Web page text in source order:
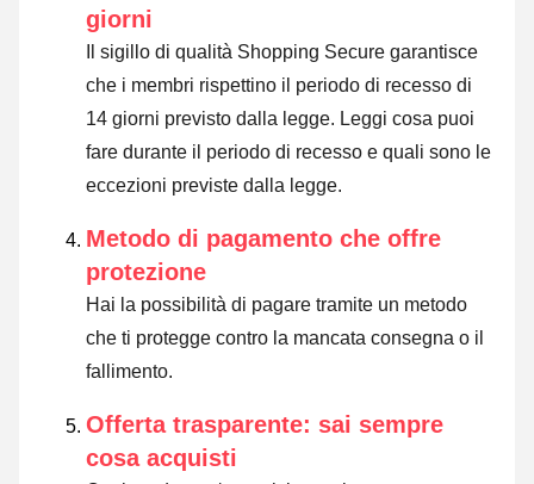
giorni
Il sigillo di qualità Shopping Secure garantisce
che i membri rispettino il periodo di recesso di
14 giorni previsto dalla legge. Leggi cosa puoi
fare durante il periodo di recesso e quali sono le
eccezioni previste dalla legge.
Metodo di pagamento che offre
protezione
Hai la possibilità di pagare tramite un metodo
che ti protegge contro la mancata consegna o il
fallimento.
Offerta trasparente: sai sempre
cosa acquisti